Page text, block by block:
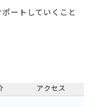
ートしていくこと
アクセス